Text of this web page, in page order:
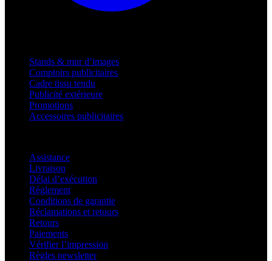
Stands & mur d’images
Comptoirs publicitaires
Cadre tissu tendu
Publicité extérieure
Promotions
Accessoires publicitaires
Assistance
Livraison
Délai d’exécution
Règlement
Conditions de garantie
Réclamations et retours
Retours
Paiements
Vérifier l’impression
Règles newsletter